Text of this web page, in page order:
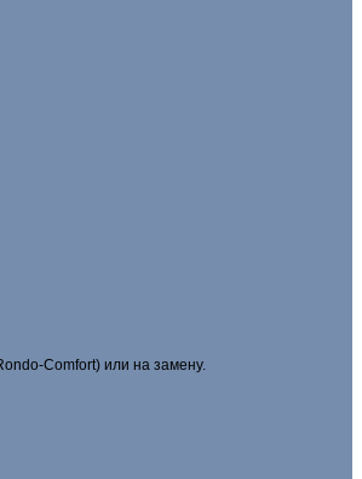
Comfort) или на замену.